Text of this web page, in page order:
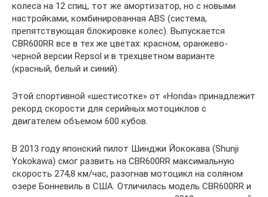
колеса на 12 спиц, тот же амортизатор, но с новыми
настройками, комбинированная ABS (система,
препятствующая блокировке колес). Выпускается
CBR600RR все в тех же цветах: красном, оранжево-
черной версии Repsol и в трехцветном варианте
(красный, белый и синий).
Этой спортивной «шестисотке» от «Honda» принадлежит
рекорд скорости для серийных мотоциклов с
двигателем объемом 600 кубов.
В 2013 году японский пилот Шинджи Йококава (Shunji
Yokokawa) смог развить на CBR600RR максимальную
скорость 274,8 км/час, разогнав мотоцикл на соляном
озере Бонневиль в США. Отличилась модель CBR600RR и